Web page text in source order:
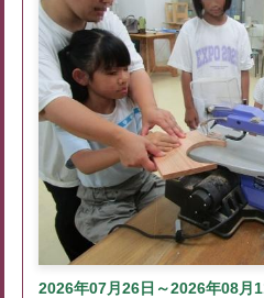
2026年07月26日～2026年08月